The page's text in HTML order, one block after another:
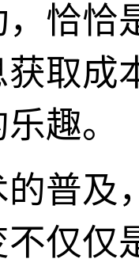
恰恰
取成
趣。
普及
仅仅